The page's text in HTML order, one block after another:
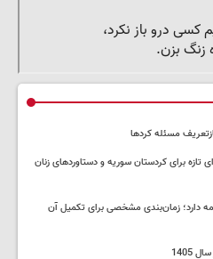
مسئله کردها
تازه برای کردستان سوریه و دستاوردهای زنان
دارد؛ زمان‌بندی مشخصی برای تکمیل آن